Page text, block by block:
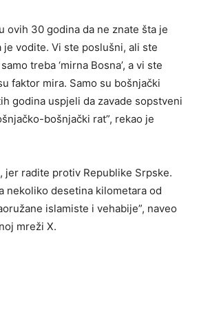
ovih 30 godina da ne znate šta je
je vodite. Vi ste poslušni, ali ste
treba ‘mirna Bosna’, a vi ste
faktor mira. Samo su bošnjački
godina uspjeli da zavade sopstveni
bošnjački rat”, rekao je
jer radite protiv Republike Srpske.
nekoliko desetina kilometara od
islamiste i vehabije”, naveo
mreži X.